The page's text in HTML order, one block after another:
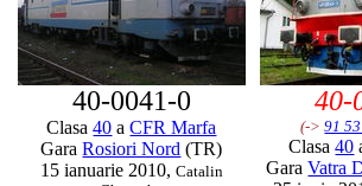
40-0041-0
Clasa40 aCFR Marfa
GaraRosiori Nord (TR)
15 ianuarie 2010, Catalin
40-
(->91
Clasa40
GaraVatra